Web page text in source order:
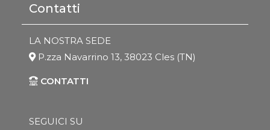
Contatti
LA NOSTRA SEDE
P.zza Navarrino 13, 38023 Cles (TN)
CONTATTI
SEGUICI SU